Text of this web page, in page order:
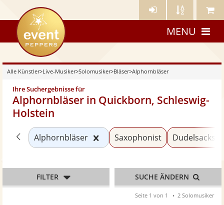
Künstler- Künstler Meine
eventpeppers
MENU
Alle Künstler>Live-Musiker>Solomusiker>Bläser>Alphornbläser
Ihre Suchergebnisse für
Alphornbläser in Quickborn, Schleswig-
Holstein
Zurück zu «Bläser»
Alphornbläser Kategorie «Alphornbläser»
Saxophonist
FILTER SUCHE ÄNDERN
Seite 1 von 1 2 Solomusiker